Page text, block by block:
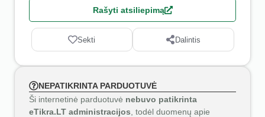
Rašyti atsiliepimą
Sekti Dalintis
NEPATIKRINTA PARDUOTUVĖ
Ši internetinė parduotuvė nebuvo patikrinta
eTikra.LT administracijos , todėl duomenų apie